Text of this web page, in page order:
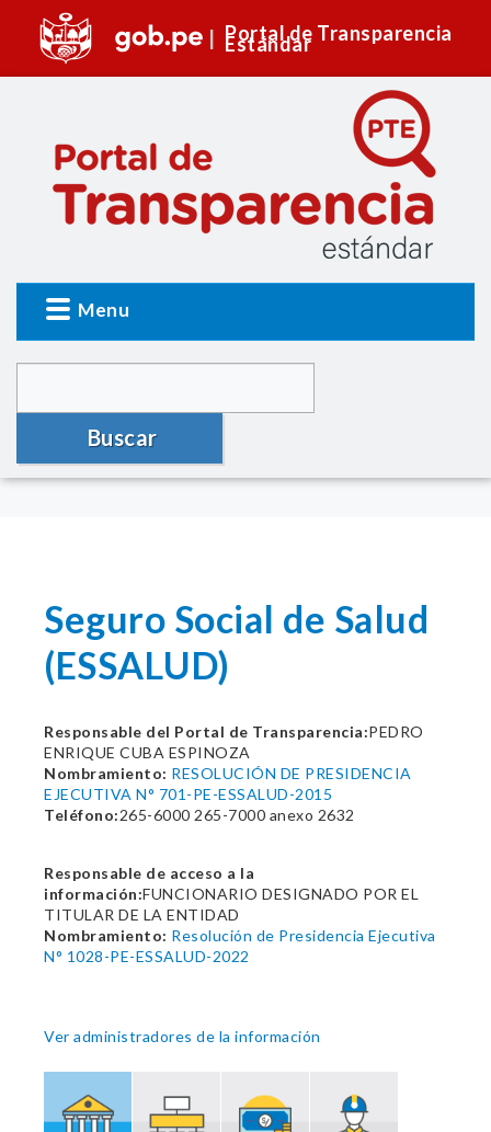
Portal de Transparencia
Estándar
Menu
Buscar
Seguro Social de Salud
(ESSALUD)
Responsable del Portal de Transparencia:PEDRO
ENRIQUE CUBA ESPINOZA
Nombramiento: RESOLUCIÓN DE PRESIDENCIA
EJECUTIVA N° 701-PE-ESSALUD-2015
Teléfono:265-6000 265-7000 anexo 2632
Responsable de acceso a la
información:FUNCIONARIO DESIGNADO POR EL
TITULAR DE LA ENTIDAD
Nombramiento: Resolución de Presidencia Ejecutiva
N° 1028-PE-ESSALUD-2022
Ver administradores de la información